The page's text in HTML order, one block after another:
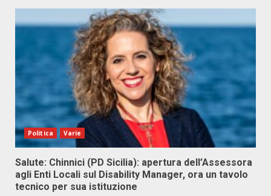
Politica Varie
Salute: Chinnici (PD Sicilia): apertura dell’Assessora
agli Enti Locali sul Disability Manager, ora un tavolo
tecnico per sua istituzione